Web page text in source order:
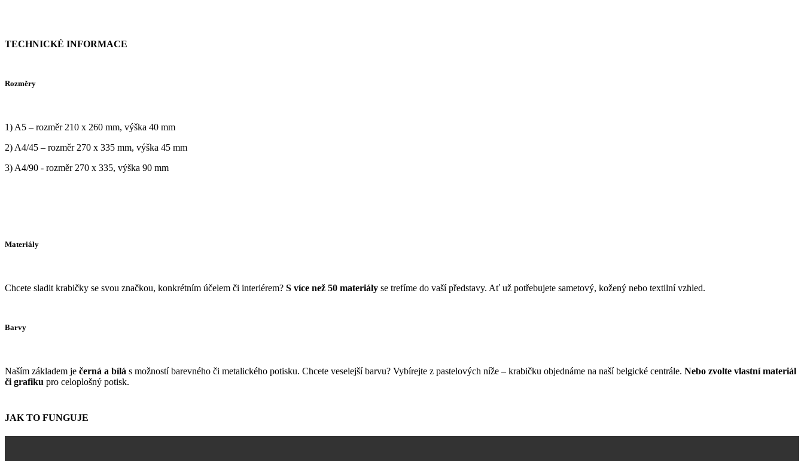
TECHNICKÉ INFORMACE
Rozměry
1) A5 – rozměr 210 x 260 mm, výška 40 mm
2) A4/45 – rozměr 270 x 335 mm, výška 45 mm
3) A4/90 - rozměr 270 x 335, výška 90 mm
Materiály
Chcete sladit krabičky se svou značkou, konkrétním účelem či interiérem? S více než 50 materiály se trefíme do vaší představy. Ať už potřebujete sametový, kožený nebo textilní vzhled.
Barvy
Naším základem je černá a bílá s možností barevného či metalického potisku. Chcete veselejší barvu? Vybírejte z pastelových níže – krabičku objednáme na naší belgické centrále. Nebo zvolte vlastní materiál
či grafiku pro celoplošný potisk.
JAK TO FUNGUJE